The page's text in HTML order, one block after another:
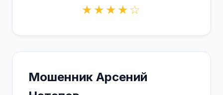
★★★★☆
Мошенник Арсений